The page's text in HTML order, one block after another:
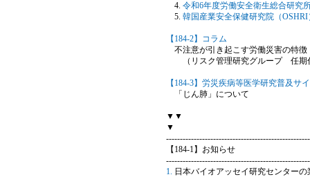
令和6年度労働安全衛生総合研究
韓国産業安全保健研究院（
【184-2】コラム
不注意が引き起こす労働災害の特徴
（リスク管理研究グループ 任期
【184-3】労災疾病等医学研究普及サ
「じん肺」について
▼▼
▼
【184-1】お知らせ
1. 日本バイオアッセイ研究センター